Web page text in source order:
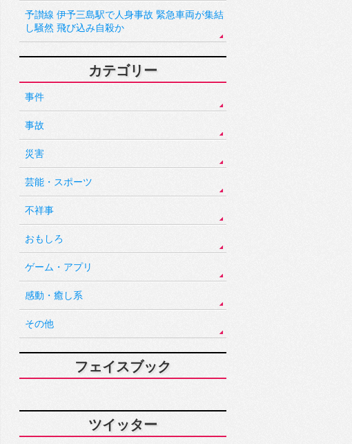
予讃線 伊予三島駅で人身事故 緊急車両が集結
し騒然 飛び込み自殺か
カテゴリー
事件
事故
災害
芸能・スポーツ
不祥事
おもしろ
ゲーム・アプリ
感動・癒し系
その他
フェイスブック
ツイッター